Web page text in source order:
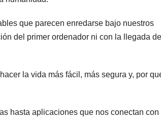
que⁤ parecen enredarse bajo nuestros
‌del primer ordenador ni ‍con⁤ la llegada
la vida más fácil, más segura y, por⁤
hasta‍ aplicaciones‌ que nos conectan con